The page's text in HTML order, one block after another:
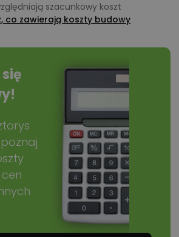
szacunkowy koszt
co zawierają koszty budowy